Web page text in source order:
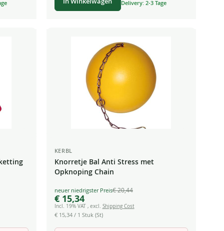
Delivery: 2-3 Tage
KERBL
Knorretje Bal Anti Stress met
Opknoping Chain
Special
Price
€ 15,34
€ 20,44
Incl. 19% VAT , excl. Shipping Cost
€ 15,34/ 1 Stuk (St)